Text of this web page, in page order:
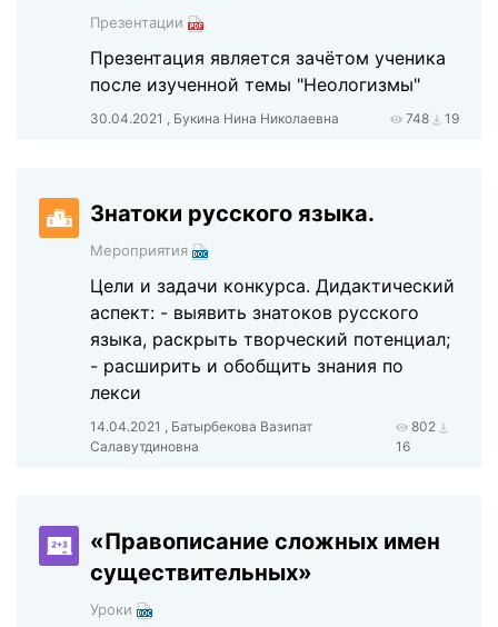
Презентации
Презентация является зачётом ученика
после изученной темы "Неологизмы"
30.04.2021 , Букина Нина Николаевна 748 19
Знатоки русского языка.
Мероприятия
Цели и задачи конкурса. Дидактический
аспект: - выявить знатоков русского
языка, раскрыть творческий потенциал;
- расширить и обобщить знания по
лекси
14.04.2021 , Батырбекова Вазипат
Салавутдиновна
802
16
«Правописание сложных имен
существительных»
Уроки